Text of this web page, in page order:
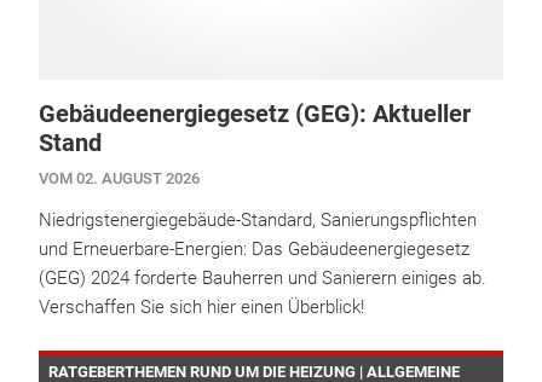
Gebäudeenergiegesetz (GEG): Aktueller
Stand
VOM 02. AUGUST 2026
Niedrigstenergiegebäude-Standard, Sanierungspflichten
und Erneuerbare-Energien: Das Gebäudeenergiegesetz
(GEG) 2024 forderte Bauherren und Sanierern einiges ab.
Verschaffen Sie sich hier einen Überblick!
RATGEBERTHEMEN RUND UM DIE HEIZUNG | ALLGEMEINE